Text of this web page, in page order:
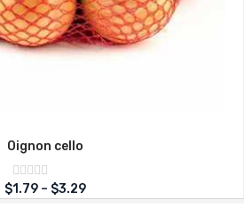
Oignon cello
Note
0sur
$1.79 – $3.29